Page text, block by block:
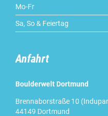
Mo-Fr
Sa, So & Feiertag
Anfahrt
Boulderwelt Dortmund
Brennaborstraße 10
44149 Dortmund